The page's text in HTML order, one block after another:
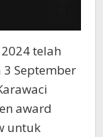
telah
September
award
untuk